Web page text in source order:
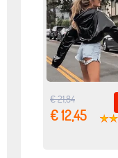
€ 21,84
€ 12,45